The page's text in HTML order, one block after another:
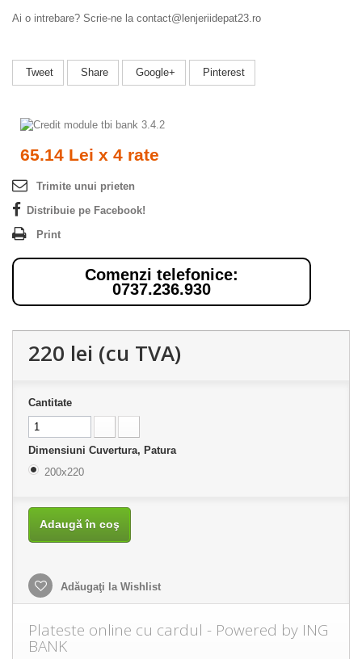
Ai o intrebare? Scrie-ne la contact@lenjeriidepat23.ro
Tweet Share Google+ Pinterest
65.14 Lei x 4 rate
Trimite unui prieten
Distribuie pe Facebook!
Print
Comenzi telefonice:
0737.236.930
220 lei (cu TVA)
Cantitate
Dimensiuni Cuvertura, Patura
200x220
Adaugă în coş
Adăugaţi la Wishlist
Plateste online cu cardul - Powered by ING
BANK